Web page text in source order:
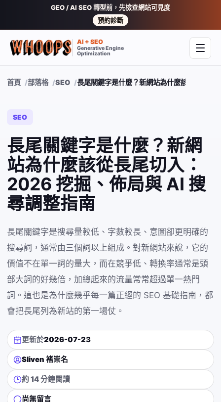
GEO / AI SEO 轉型前，先檢查網站可見度
預約診斷
AI + SEO
Generative Engine
Optimization
開啟
首頁 部落格 SEO 長尾關鍵字是什麼？新網站為什麼該從長尾
SEO
長尾關鍵字是什麼？新網
站為什麼該從長尾切入：
2026 挖掘、佈局與 AI 搜
尋調整指南
長尾關鍵字是搜尋量較低、字數較長、意圖卻更明確的
搜尋詞，通常由三個詞以上組成。對新網站來說，它的
價值不在單一詞的量大，而在競爭低、轉換率通常是頭
部大詞的好幾倍，加總起來的流量常常超過單一熱門
詞。這也是為什麼幾乎每一篇正經的 SEO 基礎指南，都
會把長尾列為新站的第一場仗。
更新於2026-07-23
Sliven 褚崇名
約 14 分鐘閱讀
尚無留言